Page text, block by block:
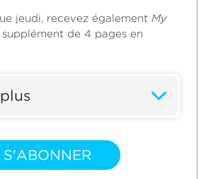
jeudi, recevez également My
supplément de 4 pages en
S'ABONNER